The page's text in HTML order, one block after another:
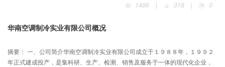
1486
| 318 | 0
华南空调制冷实业有限公司概况
摘要： 一、公司简介华南空调制冷实业有限公司成立于１９８８年，１９９２
年正式建成投产，是集科研、生产、检测、销售及服务于一体的现代化企业，